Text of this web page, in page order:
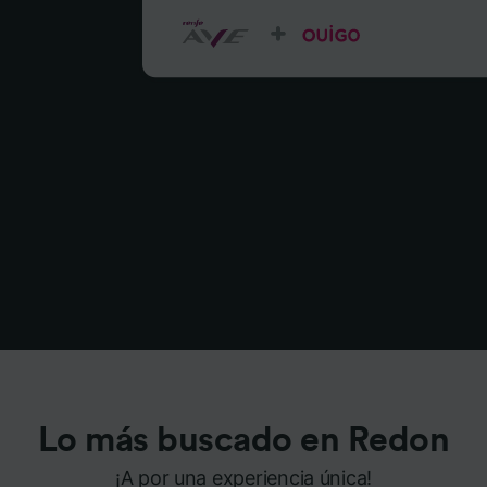
Lo más buscado en Redon
¡A por una experiencia única!